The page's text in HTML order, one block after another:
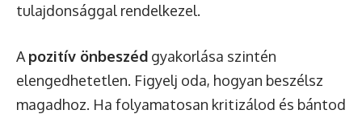
tulajdonsággal rendelkezel.
A pozitív önbeszéd gyakorlása szintén
elengedhetetlen. Figyelj oda, hogyan beszélsz
magadhoz. Ha folyamatosan kritizálod és bántod